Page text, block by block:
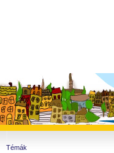
Témák